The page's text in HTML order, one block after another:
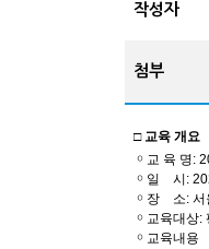
작성자
첨부
□ 교육 개요
￮ 교 육 명:
￮ 일 시:
￮ 장 소: 서
￮ 교육대상:
￮ 교육내용